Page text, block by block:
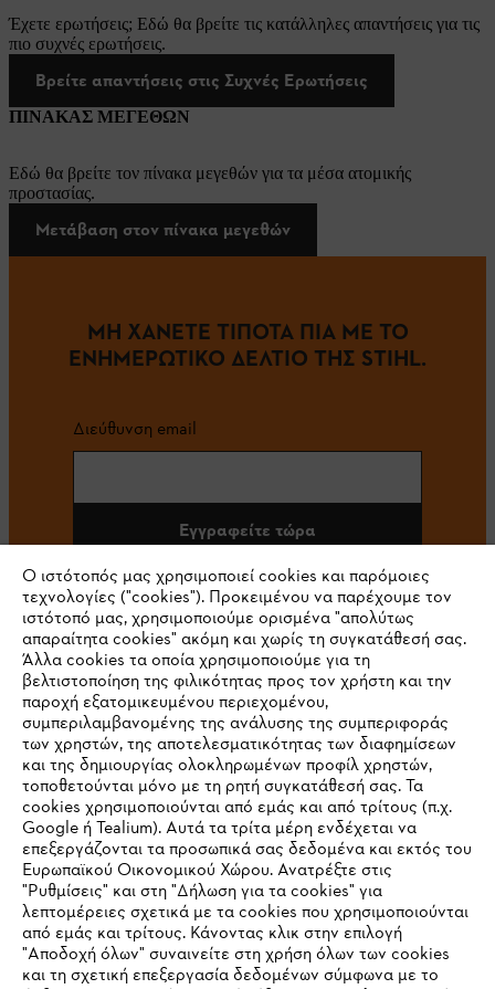
Έχετε ερωτήσεις; Εδώ θα βρείτε τις κατάλληλες απαντήσεις για τις
πιο συχνές ερωτήσεις.
Βρείτε απαντήσεις στις Συχνές Ερωτήσεις
ΠΙΝΑΚΑΣ ΜΕΓΕΘΩΝ
Εδώ θα βρείτε τον πίνακα μεγεθών για τα μέσα ατομικής
προστασίας.
Μετάβαση στον πίνακα μεγεθών
ΜΗ ΧΑΝΕΤΕ ΤΙΠΟΤΑ ΠΙΑ ΜΕ ΤΟ
ΕΝΗΜΕΡΩΤΙΚΟ ΔΕΛΤΙΟ ΤΗΣ STIHL.
Διεύθυνση email
Εγγραφείτε τώρα
#STIHL
Εταιρεία
STIHL Συχνές ερωτήσεις
Ο ιστότοπός μας χρησιμοποιεί cookies και παρόμοιες
τεχνολογίες ("cookies"). Προκειμένου να παρέχουμε τον
ιστότοπό μας, χρησιμοποιούμε ορισμένα "απολύτως
απαραίτητα cookies" ακόμη και χωρίς τη συγκατάθεσή σας.
Άλλα cookies τα οποία χρησιμοποιούμε για τη
βελτιστοποίηση της φιλικότητας προς τον χρήστη και την
παροχή εξατομικευμένου περιεχομένου,
συμπεριλαμβανομένης της ανάλυσης της συμπεριφοράς
των χρηστών, της αποτελεσματικότητας των διαφημίσεων
και της δημιουργίας ολοκληρωμένων προφίλ χρηστών,
τοποθετούνται μόνο με τη ρητή συγκατάθεσή σας. Τα
cookies χρησιμοποιούνται από εμάς και από τρίτους (π.χ.
Google ή Tealium). Αυτά τα τρίτα μέρη ενδέχεται να
επεξεργάζονται τα προσωπικά σας δεδομένα και εκτός του
Ευρωπαϊκού Οικονομικού Χώρου. Ανατρέξτε στις
"Ρυθμίσεις" και στη "Δήλωση για τα cookies" για
λεπτομέρειες σχετικά με τα cookies που χρησιμοποιούνται
από εμάς και τρίτους. Κάνοντας κλικ στην επιλογή
"Αποδοχή όλων" συναινείτε στη χρήση όλων των cookies
και τη σχετική επεξεργασία δεδομένων σύμφωνα με το